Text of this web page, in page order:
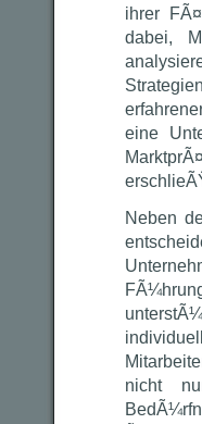
ihrer
dabei,
eine
Neben
nicht